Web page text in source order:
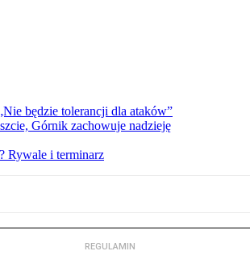
będzie tolerancji dla ataków”
Górnik zachowuje nadzieję
Rywale i terminarz
REGULAMIN